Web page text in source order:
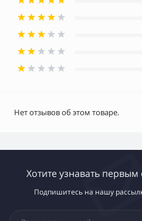
Нет отзывов об этом товаре.
Хотите узнавать первым
Подпишитесь на нашу